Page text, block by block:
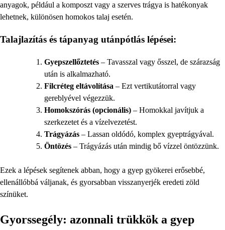
anyagok, például a komposzt vagy a szerves trágya is hatékonyak
lehetnek, különösen homokos talaj esetén.
Talajlazítás és tápanyag utánpótlás lépései:
Gyepszellőztetés – Tavasszal vagy ősszel, de szárazság
után is alkalmazható.
Filcréteg eltávolítása – Ezt vertikutátorral vagy
gereblyével végezzük.
Homokszórás (opcionális) – Homokkal javítjuk a
szerkezetet és a vízelvezetést.
Trágyázás – Lassan oldódó, komplex gyeptrágyával.
Öntözés – Trágyázás után mindig bő vízzel öntözzünk.
Ezek a lépések segítenek abban, hogy a gyep gyökerei erősebbé,
ellenállóbbá váljanak, és gyorsabban visszanyerjék eredeti zöld
színüket.
Gyorssegély: azonnali trükkök a gyep